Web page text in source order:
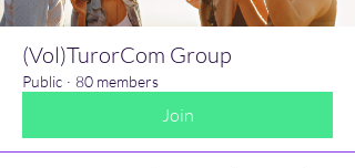
(Vol)TurorCom Group
Public · 80 members
Join